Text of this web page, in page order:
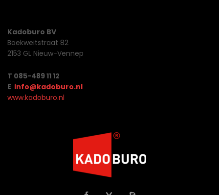
Kadoburo BV
Boekweitstraat 82
2153 GL Nieuw-Vennep
T 085-489 11 12
E info@kadoburo.nl
www.kadoburo.nl